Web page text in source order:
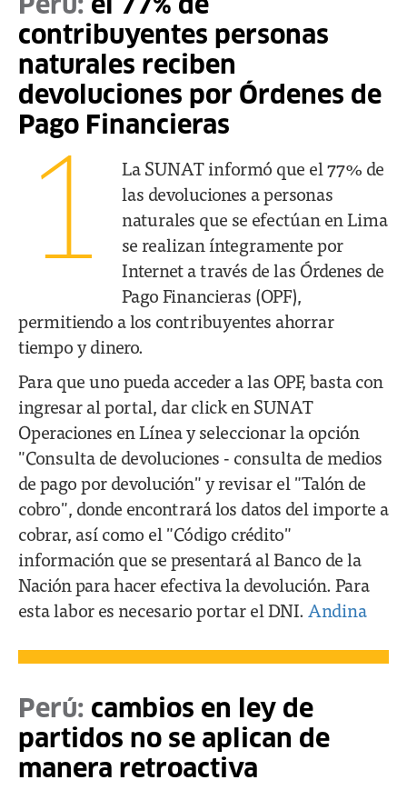
Perú: el 77% de
contribuyentes personas
naturales reciben
devoluciones por Órdenes de
Pago Financieras
1
La SUNAT informó que el 77% de
las devoluciones a personas
naturales que se efectúan en Lima
se realizan íntegramente por
Internet a través de las Órdenes de
Pago Financieras (OPF),
permitiendo a los contribuyentes ahorrar
tiempo y dinero.
Para que uno pueda acceder a las OPF, basta con
ingresar al portal, dar click en SUNAT
Operaciones en Línea y seleccionar la opción
"Consulta de devoluciones - consulta de medios
de pago por devolución" y revisar el "Talón de
cobro", donde encontrará los datos del importe a
cobrar, así como el "Código crédito"
información que se presentará al Banco de la
Nación para hacer efectiva la devolución. Para
esta labor es necesario portar el DNI. Andina
Perú: cambios en ley de
partidos no se aplican de
manera retroactiva